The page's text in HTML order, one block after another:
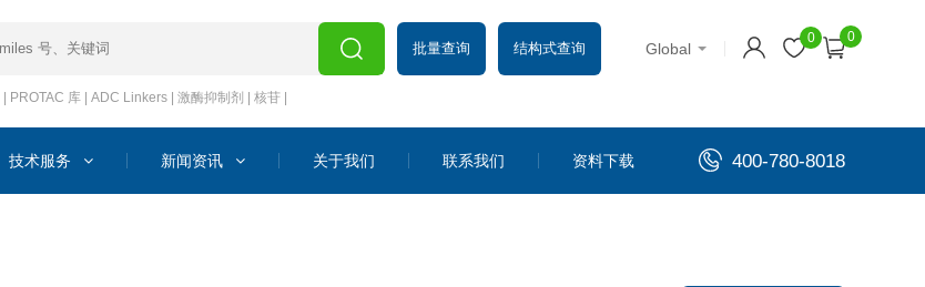
批量查询 结构式查询 Global
0 0
| PROTAC 库 | ADC Linkers | 激酶抑制剂 | 核苷 |
技术服务 新闻资讯 关于我们 联系我们 资料下载 400-780-8018